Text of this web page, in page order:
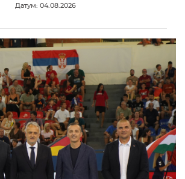
Датум: 04.08.2026